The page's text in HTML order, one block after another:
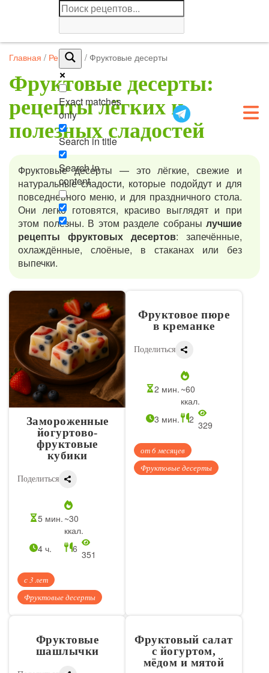
Exact matches
only
Search in title
Search in
content
Главная / Рецепты / Фруктовые десерты
Фруктовые десерты:
рецепты лёгких и
полезных сладостей
Фруктовые десерты — это лёгкие, свежие и
натуральные сладости, которые подойдут и для
повседневного меню, и для праздничного стола.
Они легко готовятся, красиво выглядят и при
этом полезны. В этом разделе собраны лучшие
рецепты фруктовых десертов: запечённые,
охлаждённые, слоёные, в стаканах или без
выпечки.
Замороженные
йогуртово-
фруктовые
кубики
Поделиться
5 мин. ~30
ккал.
4 ч.
6 351
с 3 лет
Фруктовые десерты
Фруктовое пюре
в креманке
Поделиться
2 мин. ~60
ккал.
3 мин.
2 329
от 6 месяцев
Фруктовые десерты
Фруктовые
шашлычки
Фруктовый салат
с йогуртом,
мёдом и мятой